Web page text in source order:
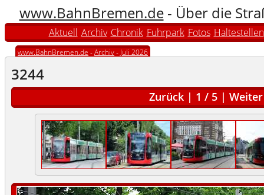
www.BahnBremen.de- Über die
Aktuell Archiv Chronik Fuhrpark Fotos Haltestellen
www.BahnBremen.de -Archiv- Juli 2026
3244
Zurück | 1 / 5 | Weiter